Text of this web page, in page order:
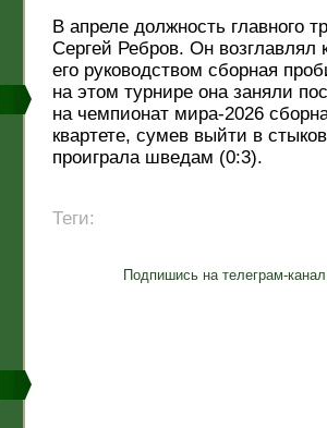
В апреле должность главного
Сергей Ребров. Он
его руководством сборная
на этом турнире она заняли
на чемпионат мира-2026
квартете, сумев выйти в
проиграла шведам (0:3).
Теги:
Подпишись на телеграм-